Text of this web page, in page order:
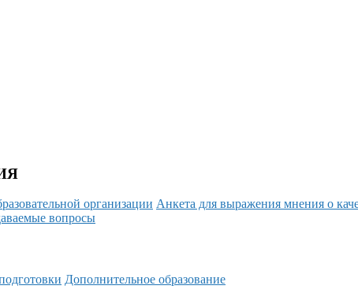
организации Анкета для выражения мнения о
вопросы
Дополнительное образование